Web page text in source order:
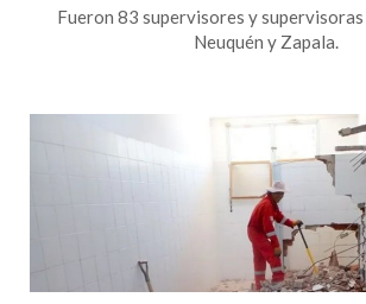
Fueron 83 supervisores y
Neuquén y Zapala.